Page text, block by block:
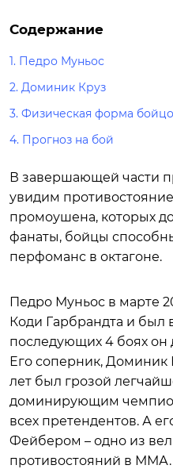
Содержание
1. Педро Муньос
2. Доминик Круз
3. Физическая форма
4. Прогноз на бой
В завершающей части
увидим
промоушена, которых
фанаты, бойцы
перфоманс в октагоне.
Педро Муньос в марте
Коди Гарбрандта и был
последующих 4 боях он
Его соперник, Доминик
лет был грозой
доминирующим
всех претендентов. А
Фейбером – одно из
противостояний в